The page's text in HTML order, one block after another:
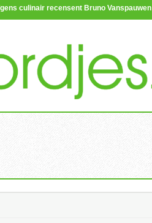
culinair recensent Bruno Vanspauwen